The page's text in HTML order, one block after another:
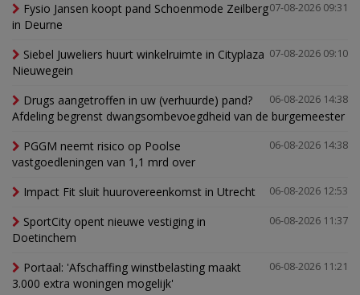
07-08-2026 09:31
Fysio Jansen koopt pand Schoenmode Zeilberg
in Deurne
07-08-2026 09:10
Siebel Juweliers huurt winkelruimte in Cityplaza
Nieuwegein
06-08-2026 14:38
Drugs aangetroffen in uw (verhuurde) pand?
Afdeling begrenst dwangsombevoegdheid van de burgemeester
06-08-2026 14:38
PGGM neemt risico op Poolse
vastgoedleningen van 1,1 mrd over
06-08-2026 12:53
Impact Fit sluit huurovereenkomst in Utrecht
06-08-2026 11:37
SportCity opent nieuwe vestiging in
Doetinchem
06-08-2026 11:21
Portaal: 'Afschaffing winstbelasting maakt
3.000 extra woningen mogelijk'